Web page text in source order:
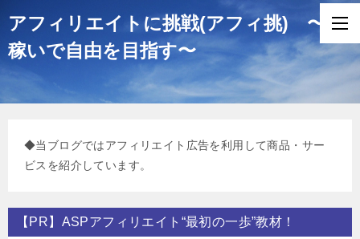
アフィリエイトに挑戦(アフィ挑) 〜
稼いで自由を目指す〜
◆当ブログではアフィリエイト広告を利用して商品・サー
ビスを紹介しています。
【PR】ASPアフィリエイト“最初の一歩”教材！